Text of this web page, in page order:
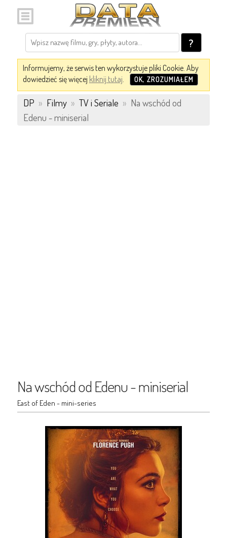
?
Informujemy, że serwis ten wykorzystuje pliki Cookie. Aby
dowiedzieć się więcej kliknij tutaj. OK, ZROZUMIAŁEM
DP » Filmy » TV i Seriale » Na wschód od
Edenu - miniserial
Na wschód od Edenu - miniserial
East of Eden - mini-series